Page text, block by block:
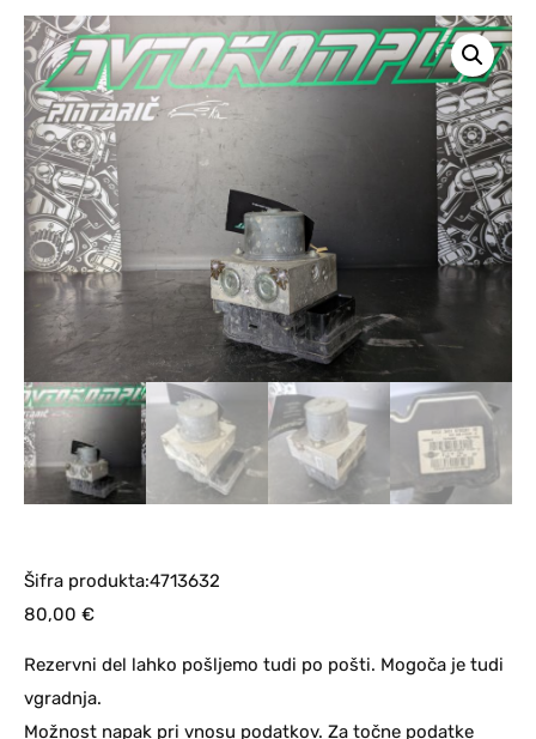
Šifra produkta:4713632
80,00 €
Rezervni del lahko pošljemo tudi po pošti. Mogoča je tudi
vgradnja.
Možnost napak pri vnosu podatkov. Za točne podatke